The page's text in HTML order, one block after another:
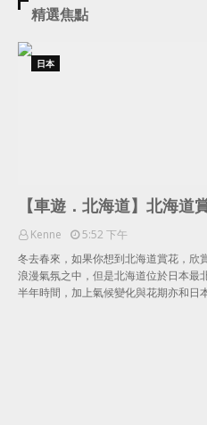
精選焦點
日本
【車遊．北海道】北海
Kenne
5:52 下午
冬去春來，如果你想到北海道賞花，欣
浪漫氣氛之中，但是北海道位於日本最
半年時間，加上氣候變化與花期亦和日